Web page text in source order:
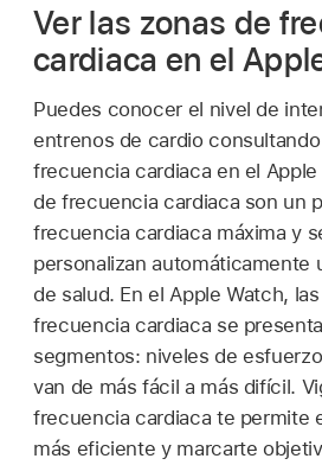
Ver las zonas de
cardiaca en el
Puedes conocer el nivel de
entrenos de cardio
frecuencia cardiaca en el
de frecuencia cardiaca son un
frecuencia cardiaca máxima y
personalizan automáticamente
de salud. En el Apple Watch,
frecuencia cardiaca se
segmentos: niveles de
van de más fácil a más difícil.
frecuencia cardiaca te permite
más eficiente y marcarte